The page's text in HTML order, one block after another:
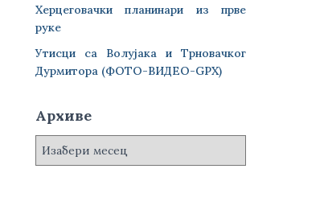
Херцеговачки планинари из прве
руке
Утисци са Волујака и Трновачког
Дурмитора (ФОТО-ВИДЕО-GPX)
Архиве